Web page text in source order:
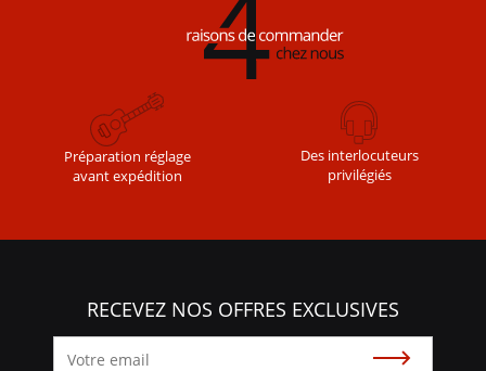
Préparation réglage
avant expédition
Des interlocuteurs
privilégiés
RECEVEZ NOS OFFRES EXCLUSIVES
Souscrire